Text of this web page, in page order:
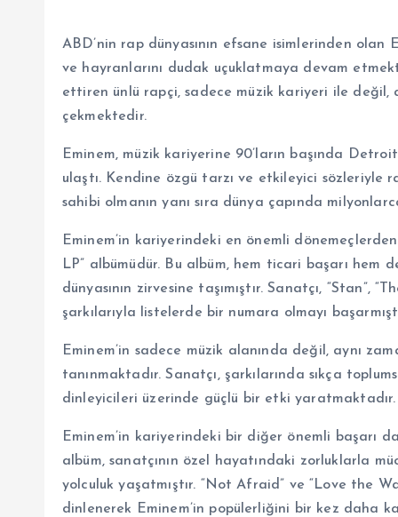
ABD’nin rap dünyasının efsane isimlerinden
ve hayranlarını dudak uçuklatmaya devam
ettiren ünlü rapçi, sadece müzik kariyeri ile değil,
çekmektedir.
Eminem, müzik kariyerine 90’ların başında
ulaştı. Kendine özgü tarzı ve etkileyici sözleriyle
sahibi olmanın yanı sıra dünya çapında
Eminem’in kariyerindeki en önemli
LP” albümüdür. Bu albüm, hem ticari başarı
dünyasının zirvesine taşımıştır. Sanatçı, “Stan”,
şarkılarıyla listelerde bir numara olmayı
Eminem’in sadece müzik alanında değil, aynı
tanınmaktadır. Sanatçı, şarkılarında sıkça
dinleyicileri üzerinde güçlü bir etki yaratmaktadır.
Eminem’in kariyerindeki bir diğer önemli başarı da
albüm, sanatçının özel hayatındaki zorluklarla
yolculuk yaşatmıştır. “Not Afraid” ve “Love the
dinlenerek Eminem’in popülerliğini bir kez daha